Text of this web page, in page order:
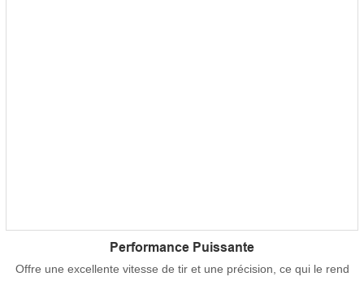
Performance Puissante
Offre une excellente vitesse de tir et une précision, ce qui le rend